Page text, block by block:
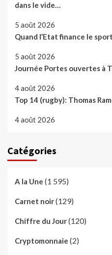
dans le vide…
5 août 2026
Quand l’Etat finance le
5 août 2026
Journée Portes ouvertes à
4 août 2026
Top 14 (rugby): Thomas
4 août 2026
Catégories
A la Une (1 595)
Carnet noir(129)
Chiffre du Jour(120)
Cryptomonnaie (2)